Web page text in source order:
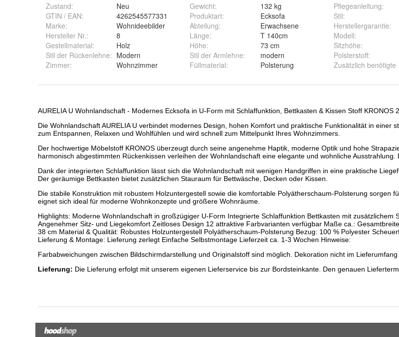
Zustand:
Neu
GTIN / EAN:
4262545577331
Marke:
Wohnideebilder
Hersteller Nr.:
8
Gestellmaterial:
Holz
Stil der Rückenlehne: Modern
Zimmer: Wohnzimmer
Gewicht:
132 kg
Produktart:
Ecksofa
Abteilung:
Erwachsene
Länge:
T 140cm
Höhe:
73 cm
Stil der Armlehne:
modern
Füllmaterial: Polsterung
Pflegeanleitung:
Stil:
Herstellergarantie:
Modell:
Sitzhöhe:
Polsterstoff:
Zusätzlich benötigte